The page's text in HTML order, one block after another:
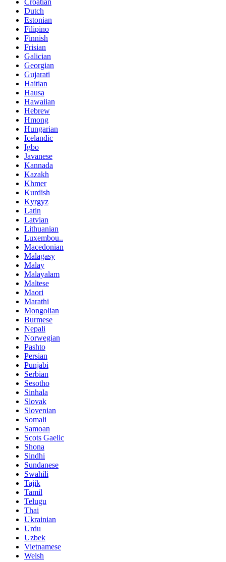
Dutch
Estonian
Filipino
Finnish
Frisian
Galician
Georgian
Gujarati
Haitian
Hausa
Hawaiian
Hebrew
Hmong
Hungarian
Icelandic
Igbo
Javanese
Kannada
Kazakh
Khmer
Kurdish
Kyrgyz
Latin
Latvian
Lithuanian
Luxembou..
Macedonian
Malagasy
Malay
Malayalam
Maltese
Maori
Marathi
Mongolian
Burmese
Nepali
Norwegian
Pashto
Persian
Punjabi
Serbian
Sesotho
Sinhala
Slovak
Slovenian
Somali
Samoan
Scots Gaelic
Shona
Sindhi
Sundanese
Swahili
Tajik
Tamil
Telugu
Thai
Ukrainian
Urdu
Uzbek
Vietnamese
Welsh